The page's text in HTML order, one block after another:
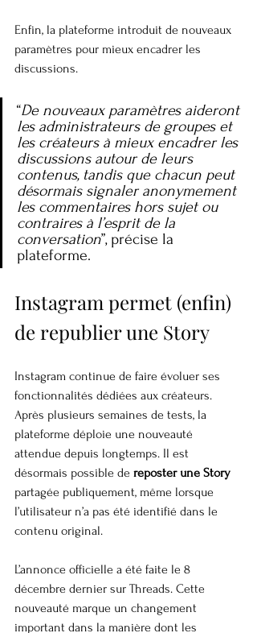
Enfin, la plateforme introduit de nouveaux
paramètres pour mieux encadrer les
discussions.
“De nouveaux paramètres aideront
les administrateurs de groupes et
les créateurs à mieux encadrer les
discussions autour de leurs
contenus, tandis que chacun peut
désormais signaler anonymement
les commentaires hors sujet ou
contraires à l’esprit de la
conversation”, précise la
plateforme.
Instagram permet (enfin)
de republier une Story
Instagram continue de faire évoluer ses
fonctionnalités dédiées aux créateurs.
Après plusieurs semaines de tests, la
plateforme déploie une nouveauté
attendue depuis longtemps. Il est
désormais possible de reposter une Story
partagée publiquement, même lorsque
l’utilisateur n’a pas été identifié dans le
contenu original.
L’annonce officielle a été faite le 8
décembre dernier sur Threads. Cette
nouveauté marque un changement
important dans la manière dont les